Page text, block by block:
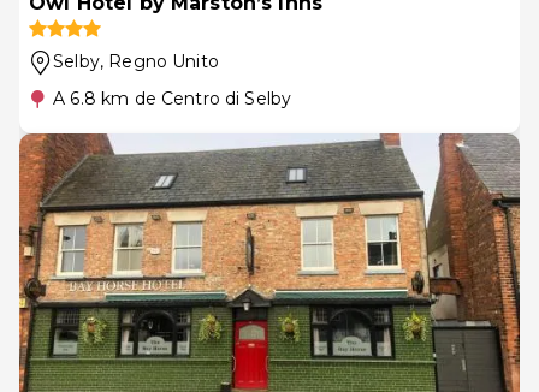
Selby, Regno Unito
A 6.8 km de Centro di Selby